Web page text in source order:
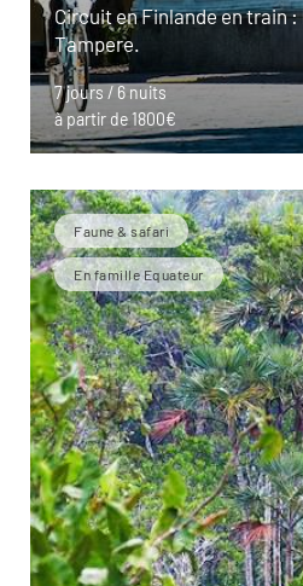
Circuit en Finlande en train
Tampere.
7 jours / 6 nuits
à partir de 1800€
Faune & safari
En famille Equateur